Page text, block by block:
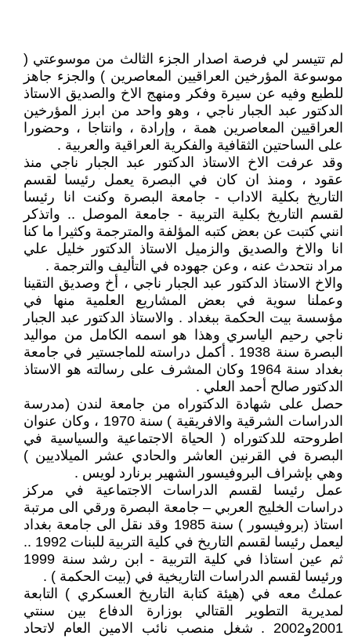
لم تتيسر لي فرصة اصدار الجزء الثالث من موسوعتي (
موسوعة المؤرخين العراقيين المعاصرين ) والجزء جاهز
للطبع وفيه عن سيرة وفكر ومنهج الاخ والصديق الاستاذ
الدكتور عبد الجبار ناجي ، وهو واحد من ابرز المؤرخين
العراقيين المعاصرين همة ، وإرادة ، وانتاجا ، وحضورا
على الساحتين الثقافية والفكرية العراقية والعربية .
وقد عرفت الاخ الاستاذ الدكتور عبد الجبار ناجي منذ
عقود ، ومنذ ان كان في البصرة يعمل رئيسا لقسم
التاريخ بكلية الاداب - جامعة البصرة وكنت انا رئيسا
لقسم التاريخ بكلية التربية - جامعة الموصل .. واتذكر
انني كتبت عن بعض كتبه المؤلفة والمترجمة وكثيرا ما كنا
انا والاخ والصديق والزميل الاستاذ الدكتور خليل علي
مراد نتحدث عنه ، وعن جهوده في التأليف والترجمة .
والاخ الاستاذ الدكتور عبد الجبار ناجي ، أخ وصديق التقينا
وعملنا سوية في بعض المشاريع العلمية منها في
مؤسسة بيت الحكمة ببغداد . والاستاذ الدكتور عبد الجبار
ناجي رحيم الياسري وهذا هو اسمه الكامل من مواليد
البصرة سنة 1938 . أكمل دراسته للماجستير في جامعة
بغداد سنة 1964 وكان المشرف على رسالته هو الاستاذ
الدكتور صالح أحمد العلي .
حصل على شهادة الدكتوراه من جامعة لندن (مدرسة
الدراسات الشرقية والافريقية ) سنة 1970 ، وكان عنوان
اطروحته للدكتوراه ( الحياة الاجتماعية والسياسية في
البصرة في القرنين العاشر والحادي عشر الميلاديين )
وهي بإشراف البروفيسور الشهير برنارد لويس .
عمل رئيسا لقسم الدراسات الاجتماعية في مركز
دراسات الخليج العربي – جامعة البصرة ورقي الى مرتبة
استاذ (بروفيسور ) سنة 1985 وقد نقل الى جامعة بغداد
ليعمل رئيسا لقسم التاريخ في كلية التربية للبنات 1992 ..
ثم عين استاذا في كلية التربية - ابن رشد سنة 1999
ورئيسا لقسم الدراسات التاريخية في (بيت الحكمة ) .
عملتُ معه في (هيئة كتابة التاريخ العسكري ) التابعة
لمديرية التطوير القتالي بوزارة الدفاع بين سنتي
2001و2002 . شغل منصب نائب الامين العام لاتحاد